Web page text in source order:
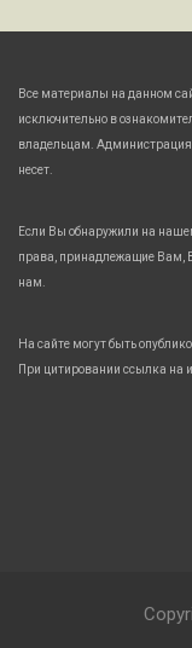
Все материалы на данном
исключительно в
владельцам. Администрация
несет.
Если Вы обнаружили на
права, принадлежащие Вам,
нам.
На сайте могут быть
При цитировании ссылка на